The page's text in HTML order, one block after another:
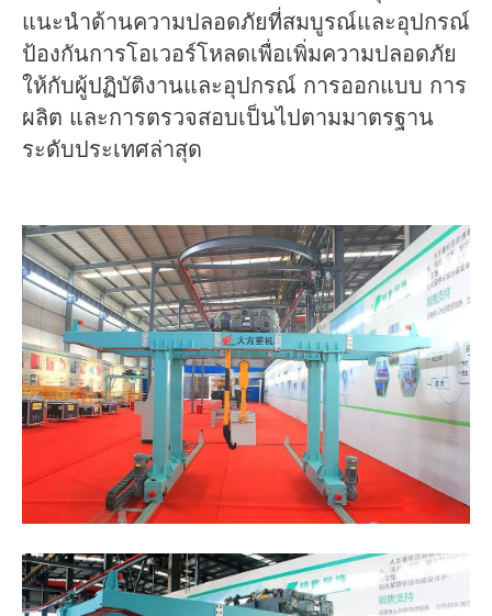
แนะนำด้านความปลอดภัยที่สมบูรณ์และอุปกรณ์
ป้องกันการโอเวอร์โหลดเพื่อเพิ่มความปลอดภัย
ให้กับผู้ปฏิบัติงานและอุปกรณ์ การออกแบบ การ
ผลิต และการตรวจสอบเป็นไปตามมาตรฐาน
ระดับประเทศล่าสุด